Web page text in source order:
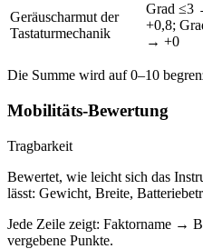
Geräuscharmut der
Tastaturmechanik
Grad ≤3
+0,8;
→ +0
Die Summe wird auf 0–10
Mobilitäts-Bewertung
Tragbarkeit
Bewertet, wie leicht sich das
lässt: Gewicht, Breite,
Jede Zeile zeigt: Faktorname →
vergebene Punkte.